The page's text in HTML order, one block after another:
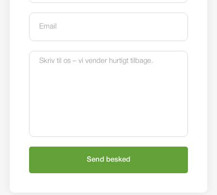
Send besked